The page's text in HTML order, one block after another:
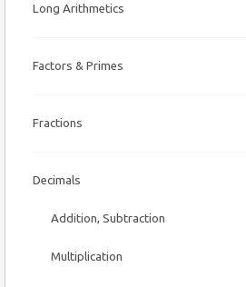
Long Arithmetics
Factors & Primes
Fractions
Decimals
Addition, Subtraction
Multiplication